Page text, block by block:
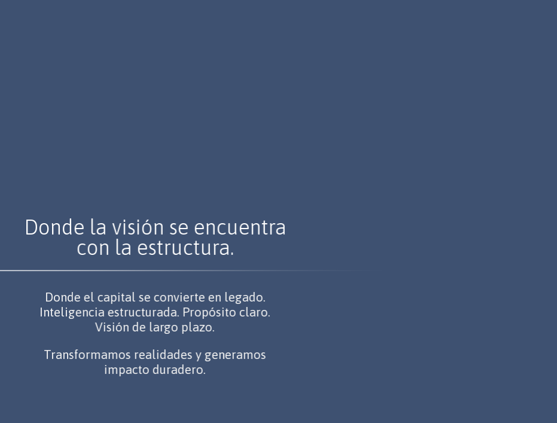
Donde la visión se encuentra
con la estructura.
Donde el capital se convierte en legado.
Inteligencia estructurada. Propósito claro.
Visión de largo plazo.
Transformamos realidades y generamos
impacto duradero.